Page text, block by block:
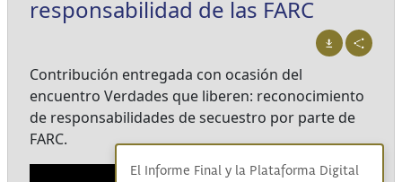
responsabilidad de las FARC
Contribución entregada con ocasión del
encuentro Verdades que liberen: reconocimiento
de responsabilidades de secuestro por parte de
FARC.
El Informe Final y la Plataforma Digital